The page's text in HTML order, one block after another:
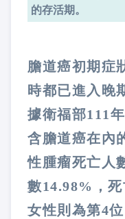
的存活期。
膽道癌初期症
時都已進入晚
據衛福部111
含膽道癌在內
性腫瘤死亡人
數14.98%，死
女性則為第4